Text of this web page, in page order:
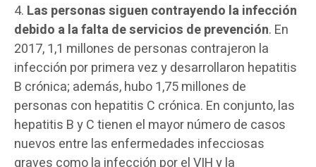
4. Las personas siguen contrayendo la infección
debido a la falta de servicios de prevención. En
2017, 1,1 millones de personas contrajeron la
infección por primera vez y desarrollaron hepatitis
B crónica; además, hubo 1,75 millones de
personas con hepatitis C crónica. En conjunto, las
hepatitis B y C tienen el mayor número de casos
nuevos entre las enfermedades infecciosas
graves como la infección por el VIH y la